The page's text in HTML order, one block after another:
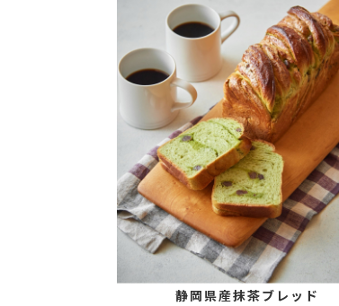
静岡県産抹茶ブレッド